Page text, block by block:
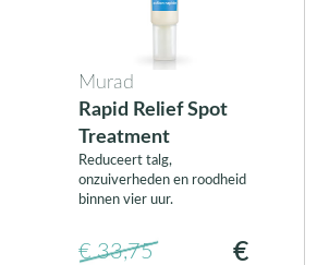
Murad
Rapid Relief Spot
Treatment
Reduceert talg,
onzuiverheden en roodheid
binnen vier uur.
€ 33,75
€